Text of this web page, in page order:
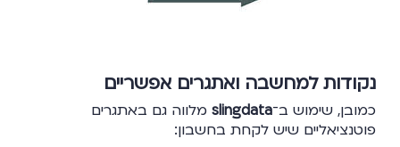
נקודות למחשבה ואתגרים אפשריים
כמובן, שימוש ב־slingdataמלווה גם באתגרים
פוטנציאליים שיש לקחת בחשבון: